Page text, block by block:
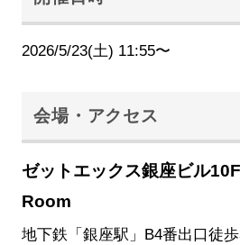
2026/5/23(土) 11:55〜
会場・アクセス
ゼットエックス銀座ビル
Room
地下鉄「銀座駅」B4番出口徒